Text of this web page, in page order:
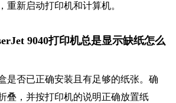
重新启动打印机和计算机。
9040打印机总是显示缺纸怎么
是否已正确安装且有足够的纸张。确
叠，并按打印机的说明正确放置纸